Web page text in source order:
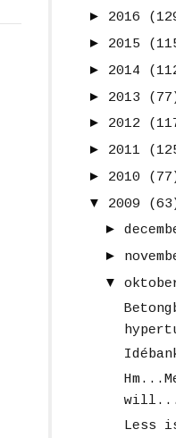
► 2016
► 2015
► 2014
► 2013
► 2012
► 2011
► 2010
▼
2009
►
►
▼
Less